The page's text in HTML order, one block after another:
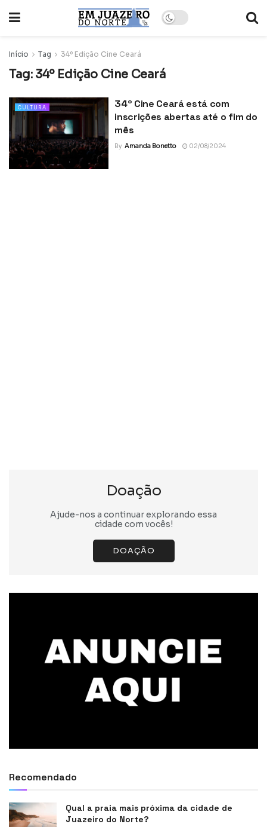
Início Tag 34º Edição Cine Ceará
Tag: 34º Edição Cine Ceará
CULTURA
34º Cine Ceará está com
inscrições abertas até o fim do
mês
By Amanda Bonetto 02/08/2024
Doação
Ajude-nos a continuar explorando essa
cidade com vocês!
DOAÇÃO
Recomendado
Qual a praia mais próxima da cidade de
Juazeiro do Norte?